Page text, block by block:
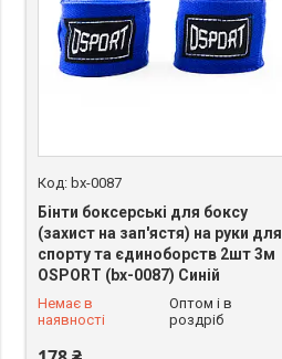
bx-0087
Бінти боксерські для боксу
(захист на зап'ястя) на руки для
спорту та єдиноборств 2шт 3м
OSPORT (bx-0087) Синій
Немає в
наявності
Оптом і в
роздріб
+380 (93) 625-49-82